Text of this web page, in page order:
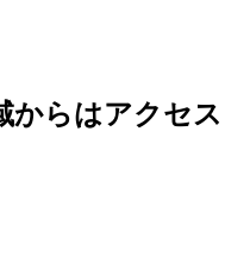
からはアクセス